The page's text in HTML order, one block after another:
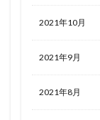
2021年10月
2021年9月
2021年8月